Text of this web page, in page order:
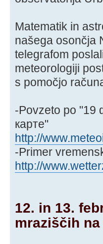
Matematik in
našega osončja
telegrafom
meteorologiji
s pomočjo
-Povzeto po "19
карте"
http://
-Primer
http://
12. in 13.
mraziščih